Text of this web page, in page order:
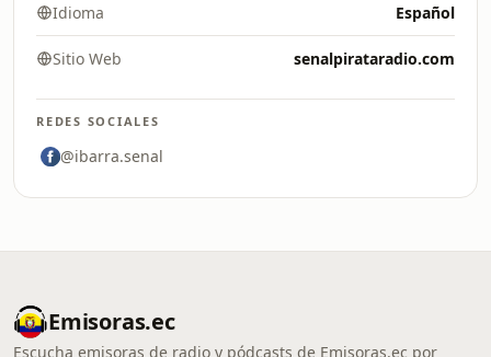
Idioma Español
Sitio Web senalpirataradio.com
REDES SOCIALES
@ibarra.senal
Emisoras.ec
Escucha emisoras de radio y pódcasts de Emisoras.ec por